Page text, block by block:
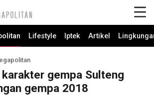
Lifestyle Iptek Artikel
karakter gempa Sulteng
gempa 2018